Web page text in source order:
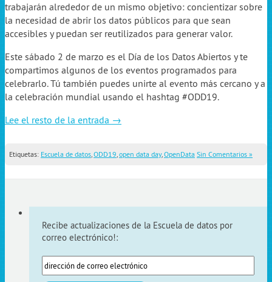
trabajarán alrededor de un mismo objetivo: concientizar sobre
la necesidad de abrir los datos públicos para que sean
accesibles y puedan ser reutilizados para generar valor.
Este sábado 2 de marzo es el Día de los Datos Abiertos y te
compartimos algunos de los eventos programados para
celebrarlo. Tú también puedes unirte al evento más cercano y a
la celebración mundial usando el hashtag #ODD19.
Lee el resto de la entrada →
Etiquetas: Escuela de datos,ODD19,open data day,OpenData Sin Comentarios »
Recibe actualizaciones de la Escuela de datos por
correo electrónico!: